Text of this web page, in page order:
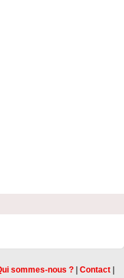
sommes-nous ?| Contact|